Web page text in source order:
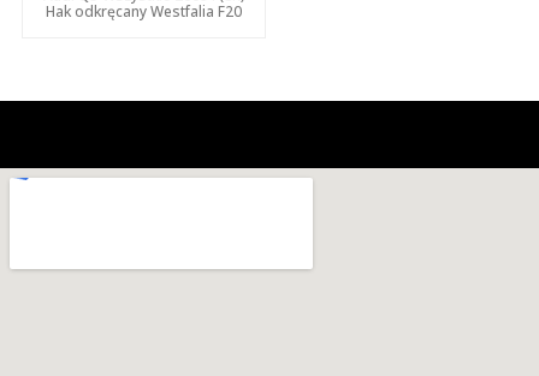
Hak odkręcany Westfalia F20